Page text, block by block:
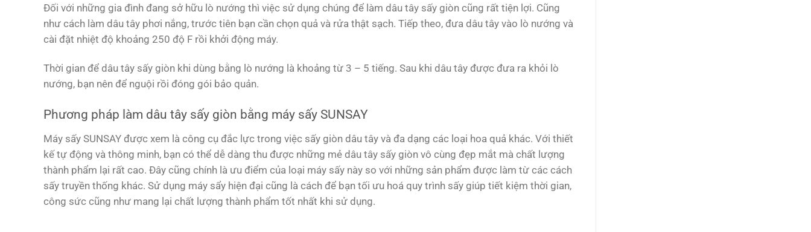
Đối với những gia đình đang sở hữu lò nướng thì việc sử dụng chúng để làm dâu tây sấy giòn cũng rất tiện lợi. Cũng
như cách làm dâu tây phơi nắng, trước tiên bạn cần chọn quả và rửa thật sạch. Tiếp theo, đưa dâu tây vào lò nướng và
cài đặt nhiệt độ khoảng 250 độ F rồi khởi động máy.
Thời gian để dâu tây sấy giòn khi dùng bằng lò nướng là khoảng từ 3 – 5 tiếng. Sau khi dâu tây được đưa ra khỏi lò
nướng, bạn nên để nguội rồi đóng gói bảo quản.
Phương pháp làm dâu tây sấy giòn bằng máy sấy SUNSAY
Máy sấy SUNSAY được xem là công cụ đắc lực trong việc sấy giòn dâu tây và đa dạng các loại hoa quả khác. Với thiết
kế tự động và thông minh, bạn có thể dễ dàng thu được những mẻ dâu tây sấy giòn vô cùng đẹp mắt mà chất lượng
thành phẩm lại rất cao. Đây cũng chính là ưu điểm của loại máy sấy này so với những sản phẩm được làm từ các cách
sấy truyền thống khác. Sử dụng máy sẩy hiện đại cũng là cách để bạn tối ưu hoá quy trình sấy giúp tiết kiệm thời gian,
công sức cũng như mang lại chất lượng thành phẩm tốt nhất khi sử dụng.